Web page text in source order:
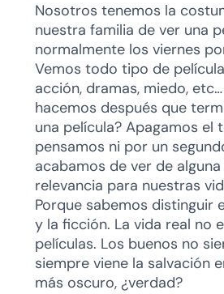
Nosotros tenemos la
nuestra familia de ver una
normalmente los viernes
Vemos todo tipo de
acción, dramas, miedo,
hacemos después que
una película? Apagamos el
pensamos ni por un
acabamos de ver de
relevancia para nuestras
Porque sabemos distinguir
y la ficción. La vida real no
películas. Los buenos no
siempre viene la salvación
más oscuro, ¿verdad?